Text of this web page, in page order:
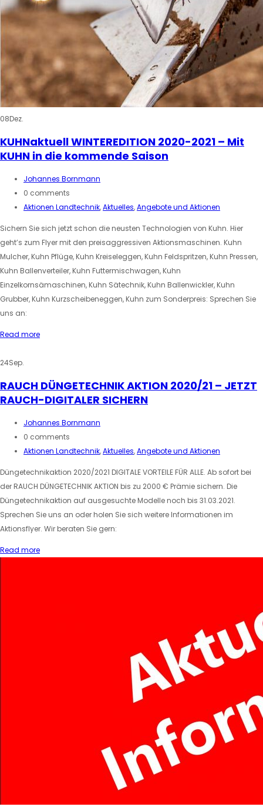
08Dez.
KUHNaktuell WINTEREDITION 2020-2021 – Mit
KUHN in die kommende Saison
Johannes Bornmann
0 comments
Aktionen Landtechnik,Aktuelles,Angebote und Aktionen
Sichern Sie sich jetzt schon die neusten Technologien von Kuhn. Hier
geht’s zum Flyer mit den preisaggressiven Aktionsmaschinen. Kuhn
Mulcher, Kuhn Pflüge, Kuhn Kreiseleggen, Kuhn Feldspritzen, Kuhn Pressen,
Kuhn Ballenverteiler, Kuhn Futtermischwagen, Kuhn
Einzelkornsämaschinen, Kuhn Sätechnik, Kuhn Ballenwickler, Kuhn
Grubber, Kuhn Kurzscheibeneggen, Kuhn zum Sonderpreis: Sprechen Sie
uns an:
Read more
24Sep.
RAUCH DÜNGETECHNIK AKTION 2020/21 – JETZT
RAUCH-DIGITALER SICHERN
Johannes Bornmann
0 comments
Aktionen Landtechnik,Aktuelles,Angebote und Aktionen
Düngetechnikaktion 2020/2021 DIGITALE VORTEILE FÜR ALLE. Ab sofort bei
der RAUCH DÜNGETECHNIK AKTION bis zu 2000 € Prämie sichern. Die
Düngetechnikaktion auf ausgesuchte Modelle noch bis 31.03.2021.
Sprechen Sie uns an oder holen Sie sich weitere Informationen im
Aktionsflyer. Wir beraten Sie gern:
Read more